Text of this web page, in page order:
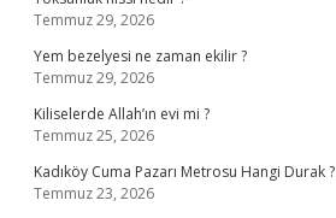
Temmuz 29, 2026
Yem bezelyesi ne zaman ekilir ?
Temmuz 29, 2026
Kiliselerde Allah’ın evi mi ?
Temmuz 25, 2026
Kadıköy Cuma Pazarı Metrosu Hangi Durak ?
Temmuz 23, 2026